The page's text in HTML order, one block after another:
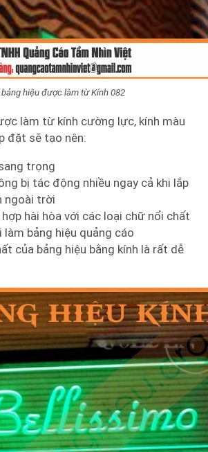
hiệu được làm từ Kính 082
làm từ kính cường lực, kính màu
đặt sẽ tạo nên:
trọng
bị tác động nhiều ngay cả khi lắp
ngoài trời
hài hòa với các loại chữ nổi chất
làm bảng hiệu quảng cáo
của bảng hiệu bằng kính là rất dễ